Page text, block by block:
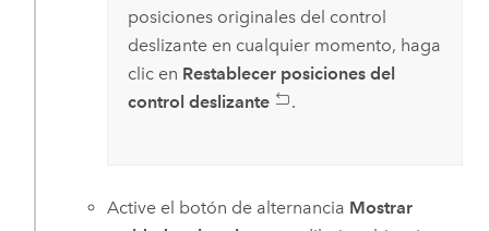
posiciones originales del control
deslizante en cualquier momento, haga
clic en Restablecer posiciones del
control deslizante
.
Active el botón de alternancia Mostrar